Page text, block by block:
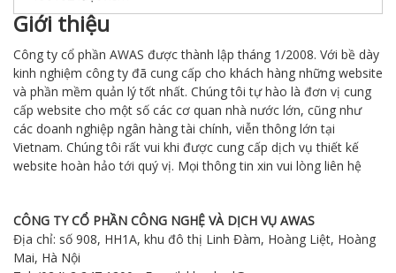
Giới thiệu
Công ty cổ phần AWAS được thành lập tháng 1/2008. Với bề dày
kinh nghiệm công ty đã cung cấp cho khách hàng những website
và phần mềm quản lý tốt nhất. Chúng tôi tự hào là đơn vị cung
cấp website cho một số các cơ quan nhà nước lớn, cũng như
các doanh nghiệp ngân hàng tài chính, viễn thông lớn tại
Vietnam. Chúng tôi rất vui khi được cung cấp dịch vụ thiết kế
website hoàn hảo tới quý vị. Mọi thông tin xin vui lòng liên hệ
CÔNG TY CỔ PHẦN CÔNG NGHỆ VÀ DỊCH VỤ AWAS
Địa chỉ: số 908, HH1A, khu đô thị Linh Đàm, Hoàng Liệt, Hoàng
Mai, Hà Nội